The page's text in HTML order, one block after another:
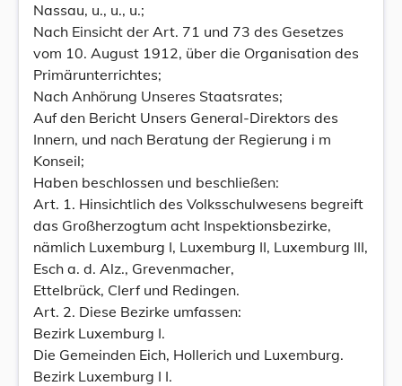
Nassau, u., u., u.;
Nach Einsicht der Art. 71 und 73 des Gesetzes
vom 10. August 1912, über die Organisation des
Primärunterrichtes;
Nach Anhörung Unseres Staatsrates;
Auf den Bericht Unsers General-Direktors des
Innern, und nach Beratung der Regierung i m
Konseil;
Haben beschlossen und beschließen:
Art. 1. Hinsichtlich des Volksschulwesens begreift
das Großherzogtum acht Inspektionsbezirke,
nämlich Luxemburg I, Luxemburg II, Luxemburg III,
Esch a. d. Alz., Grevenmacher,
Ettelbrück, Clerf und Redingen.
Art. 2. Diese Bezirke umfassen:
Bezirk Luxemburg I.
Die Gemeinden Eich, Hollerich und Luxemburg.
Bezirk Luxemburg I I.